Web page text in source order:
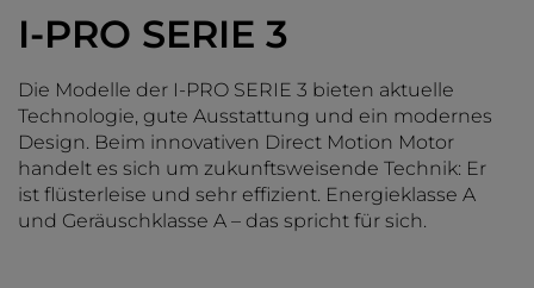
I-PRO SERIE 3
Die Modelle der I-PRO SERIE 3 bieten aktuelle
Technologie, gute Ausstattung und ein modernes
Design. Beim innovativen Direct Motion Motor
handelt es sich um zukunftsweisende Technik: Er
ist flüsterleise und sehr effizient. Energieklasse A
und Geräuschklasse A – das spricht für sich.